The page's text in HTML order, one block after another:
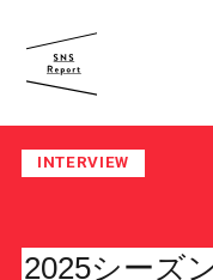
帝京大学 ス
INTERVIEW
2025シーズ